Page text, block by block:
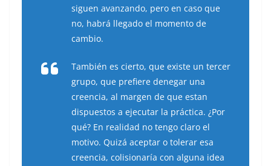
siguen avanzando, pero en caso que
no, habrá llegado el momento de
cambio.
También es cierto, que existe un tercer
grupo, que prefiere denegar una
creencia, al margen de que estan
dispuestos a ejecutar la práctica. ¿Por
qué? En realidad no tengo claro el
motivo. Quizá aceptar o tolerar esa
creencia, colisionaría con alguna idea